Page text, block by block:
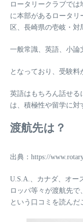
ロータリークラブでは
に本部があるロータリ
区、長崎県の壱岐・
一般常識、英語、小論
となっており、受験料
英語はもちろん話せる
は、 積極性や留学に対
渡航先は？
出典：https://
U.S.A.、カナダ、オー
ロッパ等々が渡航先で、
という口コミを読んだ